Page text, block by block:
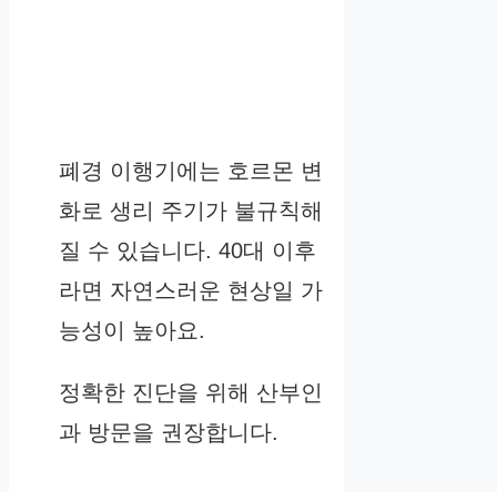
폐경 이행기에는 호르몬 변
화로 생리 주기가 불규칙해
질 수 있습니다. 40대 이후
라면 자연스러운 현상일 가
능성이 높아요.
정확한 진단을 위해 산부인
과 방문을 권장합니다.